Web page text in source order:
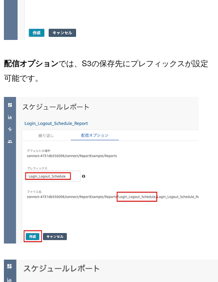
配信オプションでは、S3の保存先にプレフィックスが設定
可能です。